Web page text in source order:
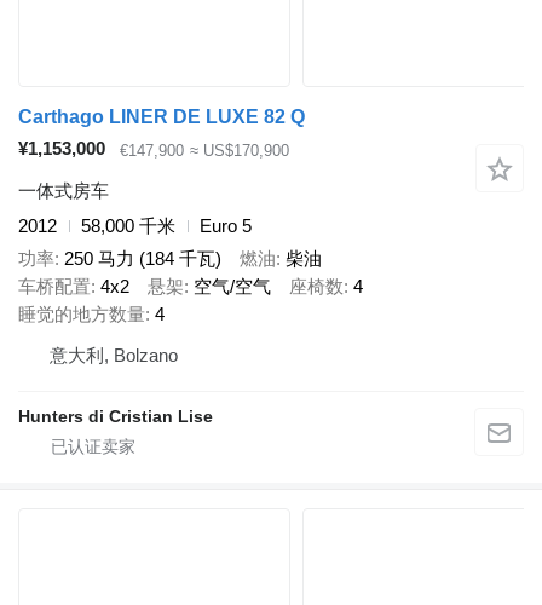
Carthago LINER DE LUXE 82 Q
¥1,153,000
€147,900 ≈ US$170,900
一体式房车
2012
58,000 千米
Euro 5
功率 250 马力 (184 千瓦) 燃油 柴油
车桥配置 4x2 悬架 空气/空气 座椅数 4
睡觉的地方数量 4
意大利, Bolzano
Hunters di Cristian Lise